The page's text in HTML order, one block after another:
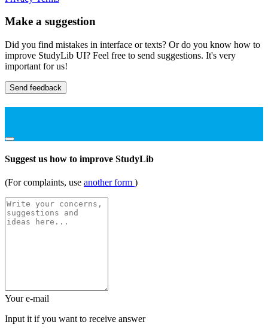
Make a suggestion
Did you find mistakes in interface or texts? Or do you know how to
improve StudyLib UI? Feel free to send suggestions. It's very
important for us!
Send feedback
Suggest us how to improve StudyLib
(For complaints, use another form )
Your e-mail
Input it if you want to receive answer